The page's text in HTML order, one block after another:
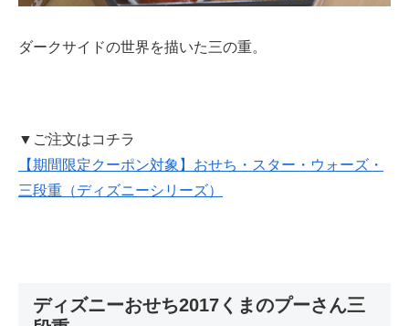
ダークサイドの世界を描いた三の重。
▼ご注文はコチラ
【期間限定クーポン対象】おせち・スター・ウォーズ・
三段重（ディズニーシリーズ）
ディズニーおせち2017くまのプーさん三